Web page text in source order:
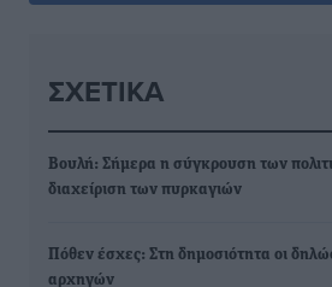
ΣΧΕΤΙΚΆ
Βουλή: Σήμερα η σύγκρουση των
διαχείριση των πυρκαγιών
Πόθεν έσχες: Στη δημοσιότητα οι
αρχηγών